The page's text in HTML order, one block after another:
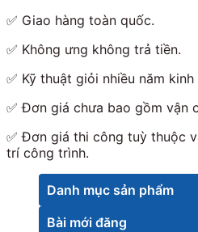
✅ Giao hàng toàn quốc.
✅ Không ưng không trả tiền.
✅ Kỹ thuật giỏi nhiều năm kinh
✅ Đơn giá chưa bao gồm vận
✅ Đơn giá thi công tuỳ thuộc
trí công trình.
Danh mục sản phẩm
Bài mới đăng